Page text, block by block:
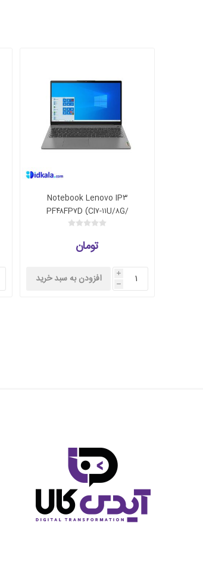
Notebook Lenovo IP۳
PF۴۸FP۷D (CI۷-۱۱U/۸G/
۱T/MX۴۵۰)
تومان
i
h افزودن به سبد خرید